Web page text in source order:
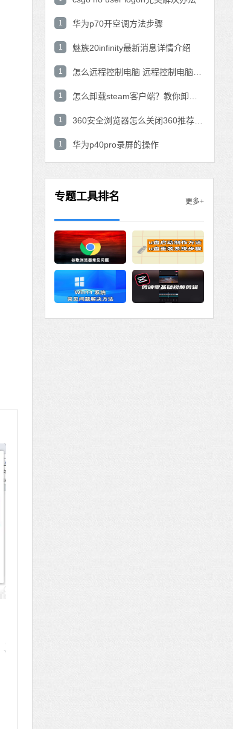
1 华为p70开空调方法步骤
1 魅族20infinity最新消息详情介绍
1
1
1
1 华为p40pro录屏的操作
专题工具排名 更多+